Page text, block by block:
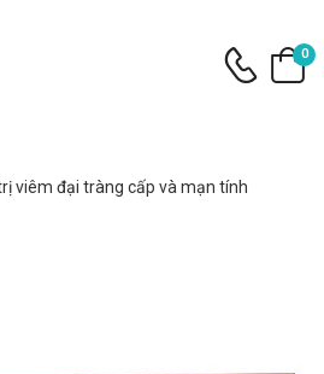
0
viêm đại tràng cấp và mạn tính